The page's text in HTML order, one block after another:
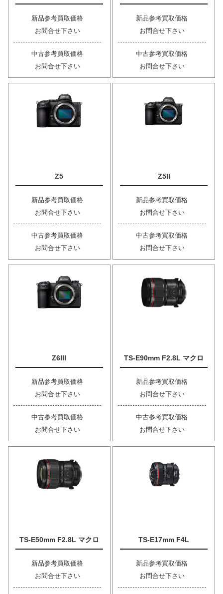
新品参考買取価格
お問合せ下さい
中古参考買取価格
お問合せ下さい
新品参考買取価格
お問合せ下さい
中古参考買取価格
お問合せ下さい
Z5
新品参考買取価格
お問合せ下さい
中古参考買取価格
お問合せ下さい
Z5II
新品参考買取価格
お問合せ下さい
中古参考買取価格
お問合せ下さい
Z6III
新品参考買取価格
お問合せ下さい
中古参考買取価格
お問合せ下さい
TS-E90mm F2.8L マクロ
新品参考買取価格
お問合せ下さい
中古参考買取価格
お問合せ下さい
TS-E50mm F2.8L マクロ
新品参考買取価格
お問合せ下さい
TS-E17mm F4L
新品参考買取価格
お問合せ下さい